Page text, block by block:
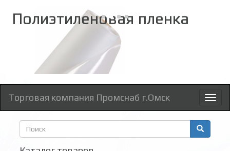
Полиэтиленовая пленка
Торговая компания Промснаб г.Омск
Форма
поиска